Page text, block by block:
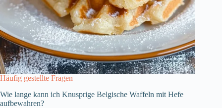
Häufig gestellte Fragen
Wie lange kann ich Knusprige Belgische Waffeln mit Hefe
aufbewahren?